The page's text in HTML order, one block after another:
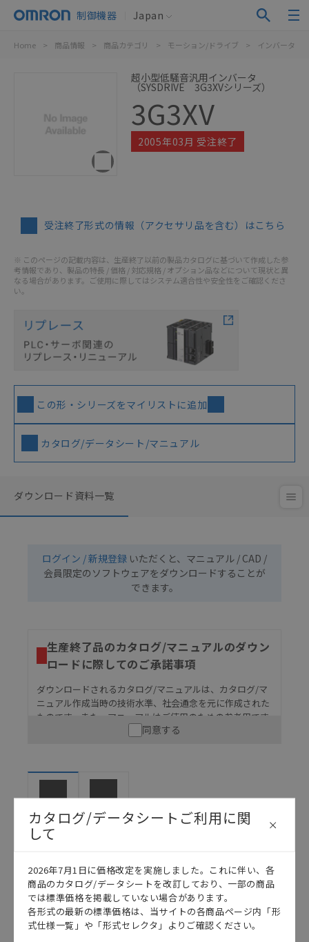
制御機器 Japan
Home > 商品情報 > 商品カテゴリ > モーション/ドライブ > インバータ
超小型低騒音汎用インバータ
（SYSDRIVE 3G3XVシリーズ）
3G3XV
2005年03月 受注終了
受注終了形式の情報（アクセサリ品を含む）はこちら
※ このページの記載内容は、生産終了以前の製品カタログに基づいて作成した参
考情報であり、製品の特長 / 価格 / 対応規格 / オプション品などについて現状と異
なる場合があります。ご使用に際してはシステム適合性や安全性をご確認くださ
い。
この形・シリーズをマイリストに追加
カタログ/データシート/マニュアル
ダウンロード資料一覧
ログイン / 新規登録 いただくと、マニュアル / CAD /
会員限定のソフトウェアをダウンロードすることが
できます。
生産終了品のカタログ/マニュアルのダウン
ロードに際してのご承諾事項
ダウンロードされるカタログ/マニュアルは、カタログ/マ
ニュアル作成当時の技術水準、社会通念を元に作成された
ものです。また、マニュアルはご使用のための参考用です
ので、ご使用にあたっての安全性については十分にご配慮
うな用途に使用される場合には、システム全体として
危険を知らせたり、冗長設計により必要な安全性を確
保できるよう設計されていること、および本製品が全
体の中で意図した用途に対して適切に配電・設置され
ていることを、必ず事前に確認してください。
ン事例は参考用ですので、ご採用に際しては機器・装
置の機能や安全性をご確認のうえご使用ください。・
商品に接続される推奨機器等、現在では入手困難なも
のもそのまま記載しています。・誤字、脱字が含まれ
ている可能性がありますがご容赦ください。
同意する
カタログ マニュアル
日本語 English
カタログ/データシートご利用に関
して
2026年7月1日に価格改定を実施しました。これに伴い、各
商品のカタログ/データシートを改訂しており、一部の商品
では標準価格を掲載していない場合があります。
各形式の最新の標準価格は、当サイトの各商品ページ内「形
式仕様一覧」や「形式セレクタ」よりご確認ください。